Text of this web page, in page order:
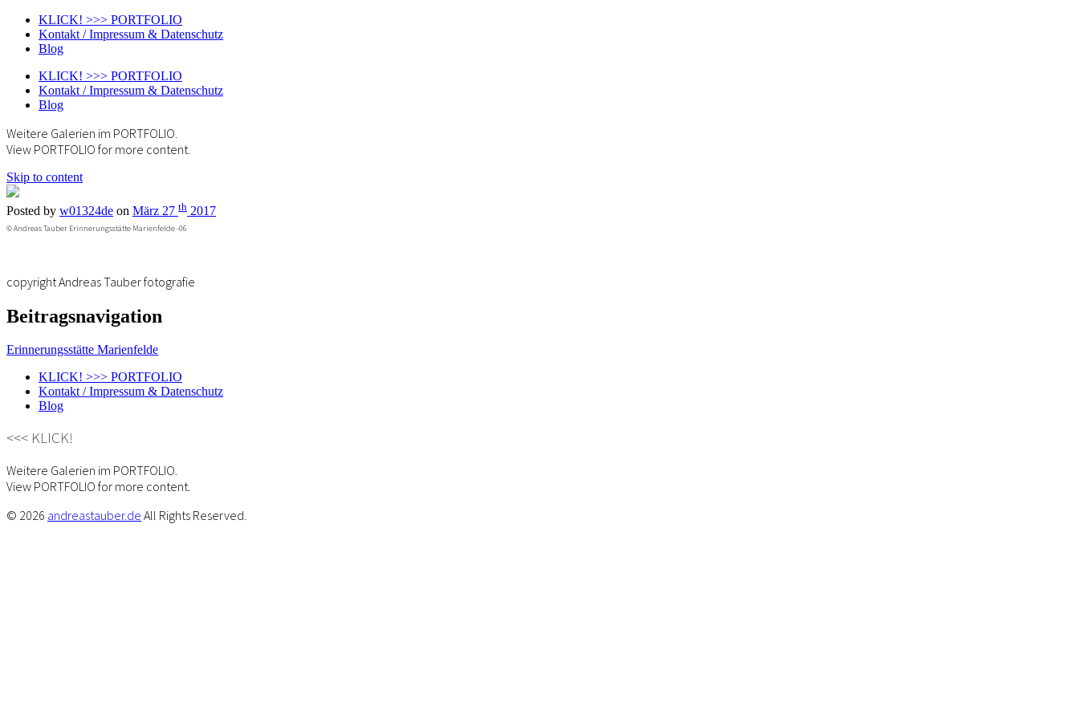
KLICK! >>> PORTFOLIO
Kontakt / Impressum & Datenschutz
Blog
KLICK! >>> PORTFOLIO
Kontakt / Impressum & Datenschutz
Blog
Weitere Galerien im PORTFOLIO.
View PORTFOLIO for more content.
Skip to content
Posted by w01324de on März 27 th 2017
© Andreas Tauber Erinnerungsstätte Marienfelde -06
copyright Andreas Tauber fotografie
Beitragsnavigation
Erinnerungsstätte Marienfelde
KLICK! >>> PORTFOLIO
Kontakt / Impressum & Datenschutz
Blog
<<< KLICK!
Weitere Galerien im PORTFOLIO.
View PORTFOLIO for more content.
© 2026 andreastauber.de All Rights Reserved.